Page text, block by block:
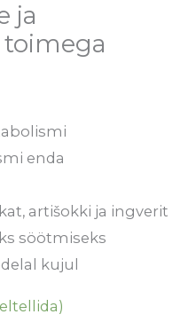
ja
enda
artišokki ja ingverit
söötmiseks
kujul